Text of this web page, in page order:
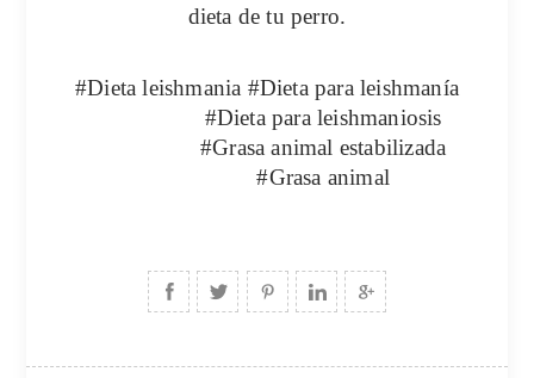
dieta de tu perro.
#Dietaleishmania #Dieta para leishmanía
#Dieta para leishmaniosis
#Grasa animal estabilizada
#Grasa animal